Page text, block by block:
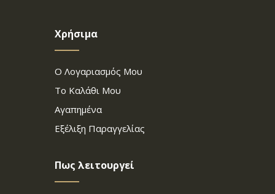
Χρήσιμα
Ο Λογαριασμός Μου
Το Καλάθι Μου
Αγαπημένα
Εξέλιξη Παραγγελίας
Πως λειτουργεί